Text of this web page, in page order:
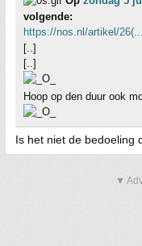
volgende:
https://nos.nl/artikel/
[..]
[..]
Hoop op den duur ook
Is het niet de bedoeling
▼